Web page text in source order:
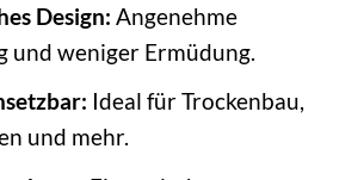
Design: Angenehme
und weniger Ermüdung.
Ideal für Trockenbau,
und mehr.